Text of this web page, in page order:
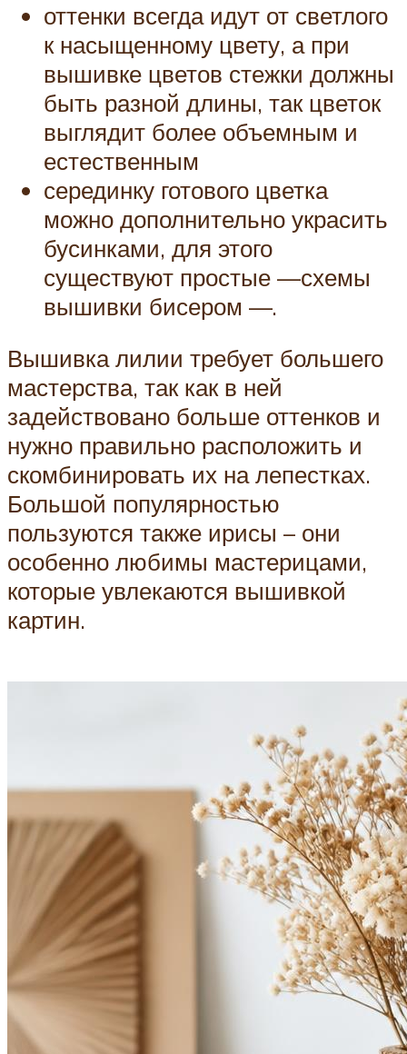
оттенки всегда идут от светлого
к насыщенному цвету, а при
вышивке цветов стежки должны
быть разной длины, так цветок
выглядит более объемным и
естественным
серединку готового цветка
можно дополнительно украсить
бусинками, для этого
существуют простые —схемы
вышивки бисером —.
Вышивка лилии требует большего
мастерства, так как в ней
задействовано больше оттенков и
нужно правильно расположить и
скомбинировать их на лепестках.
Большой популярностью
пользуются также ирисы – они
особенно любимы мастерицами,
которые увлекаются вышивкой
картин.